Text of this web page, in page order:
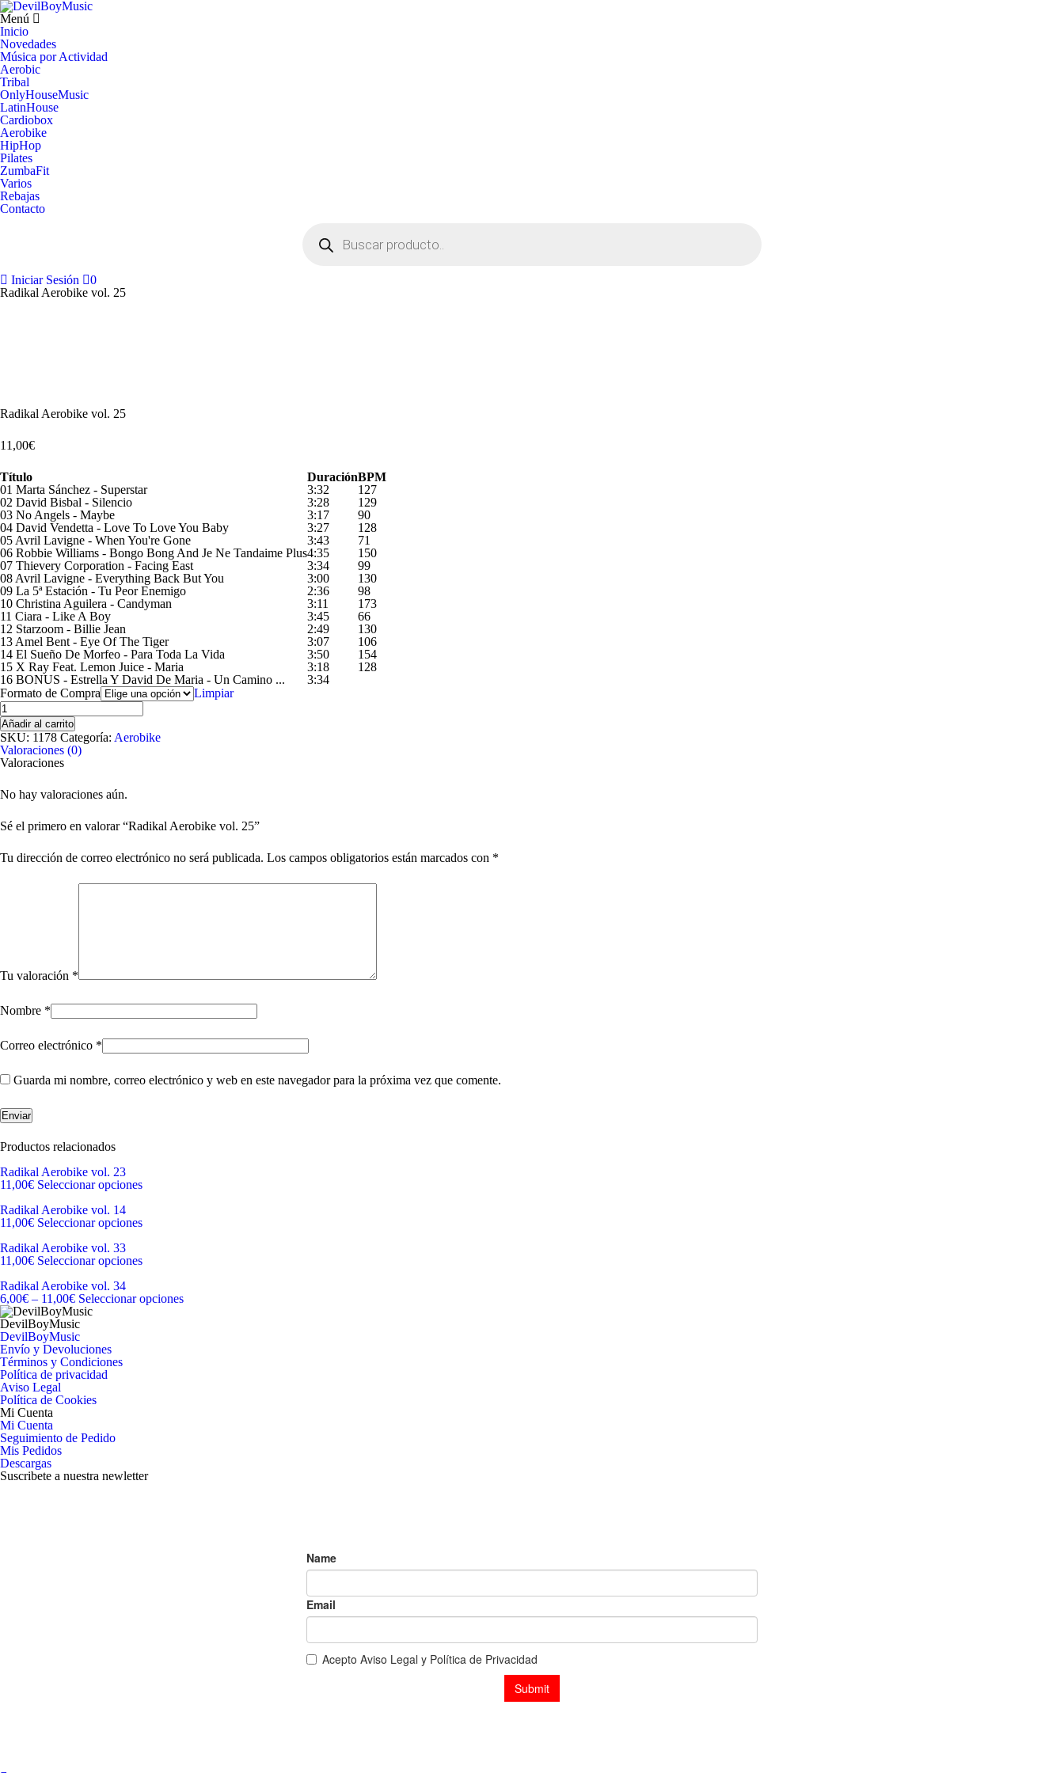
Menú
Inicio
Novedades
Música por Actividad
Aerobic
Tribal
OnlyHouseMusic
LatinHouse
Cardiobox
Aerobike
HipHop
Pilates
ZumbaFit
Varios
Rebajas
Contacto
productos
Iniciar Sesión
0
Radikal Aerobike vol. 25
Radikal Aerobike vol. 25
11,00€
Título DuraciónBPM
01 Marta Sánchez - Superstar
3:32
127
02 David Bisbal - Silencio
3:28
129
03 No Angels - Maybe
3:17
90
04 David Vendetta - Love To Love You Baby
3:27
128
05 Avril Lavigne - When You're Gone
3:43
71
06 Robbie Williams - Bongo Bong And Je Ne Tandaime Plus4:35
150
07 Thievery Corporation - Facing East
3:34
99
08 Avril Lavigne - Everything Back But You
3:00
130
09 La 5ª Estación - Tu Peor Enemigo
2:36
98
10 Christina Aguilera - Candyman
3:11
173
11 Ciara - Like A Boy
3:45
66
12 Starzoom - Billie Jean
2:49
130
13 Amel Bent - Eye Of The Tiger
3:07
106
14 El Sueño De Morfeo - Para Toda La Vida
3:50
154
15 X Ray Feat. Lemon Juice - Maria
3:18
128
16 BONUS - Estrella Y David De Maria - Un Camino ...
3:34
Formato de Compra
Limpiar
Radikal
Aerobike
vol.
25
cantidad
Añadir al carrito
SKU: 1178 Categoría: Aerobike
Valoraciones (0)
Valoraciones
No hay valoraciones aún.
Sé el primero en valorar “Radikal Aerobike vol. 25”
Tu dirección de correo electrónico no será publicada. Los campos obligatorios están marcados con *
Tu valoración *
Nombre *
Correo electrónico *
Guarda mi nombre, correo electrónico y web en este navegador para la próxima vez que comente.
Productos relacionados
Radikal Aerobike vol. 23
11,00€ Seleccionar opciones
Radikal Aerobike vol. 14
11,00€ Seleccionar opciones
Radikal Aerobike vol. 33
11,00€ Seleccionar opciones
Radikal Aerobike vol. 34
6,00€ – 11,00€ Seleccionar opciones
DevilBoyMusic
DevilBoyMusic
Envío y Devoluciones
Términos y Condiciones
Política de privacidad
Aviso Legal
Política de Cookies
Mi Cuenta
Mi Cuenta
Seguimiento de Pedido
Mis Pedidos
Descargas
Suscribete a nuestra newletter